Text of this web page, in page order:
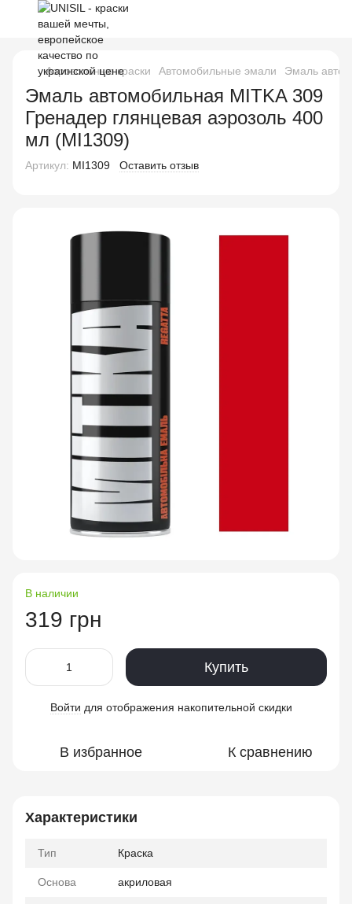
Аэрозольные краски Автомобильные эмали Эмаль
Эмаль автомобильная MITKA 309
Гренадер глянцевая аэрозоль 400
мл (MI1309)
Артикул: MI1309 Оставить отзыв
В наличии
319 грн
Купить
Войти для отображения накопительной скидки
В избранное К сравнению
Характеристики
Тип Краска
Основа акриловая